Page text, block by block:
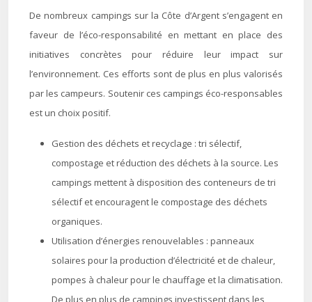
De nombreux campings sur la Côte d’Argent s’engagent en
faveur de l’éco-responsabilité en mettant en place des
initiatives concrètes pour réduire leur impact sur
l’environnement. Ces efforts sont de plus en plus valorisés
par les campeurs. Soutenir ces campings éco-responsables
est un choix positif.
Gestion des déchets et recyclage : tri sélectif,
compostage et réduction des déchets à la source. Les
campings mettent à disposition des conteneurs de tri
sélectif et encouragent le compostage des déchets
organiques.
Utilisation d’énergies renouvelables : panneaux
solaires pour la production d’électricité et de chaleur,
pompes à chaleur pour le chauffage et la climatisation.
De plus en plus de campings investissent dans les